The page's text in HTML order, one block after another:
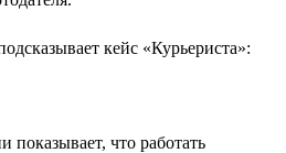
кейс «Курьериста»:
что работать